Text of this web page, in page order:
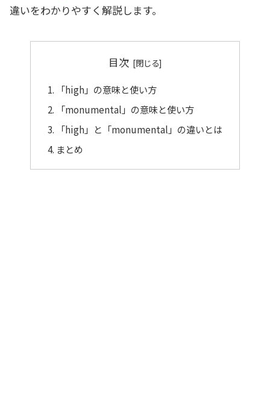
違いをわかりやすく解説します。
目次
「high」の意味と使い方
「monumental」の意味と使い方
「high」と「monumental」の違いとは
まとめ